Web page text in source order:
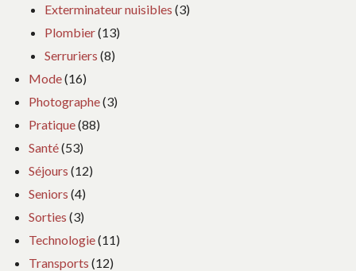
Exterminateur nuisibles (3)
Plombier(13)
Serruriers (8)
Mode(16)
Photographe(3)
Pratique(88)
Santé(53)
Séjours (12)
Seniors (4)
Sorties (3)
Technologie(11)
Transports (12)